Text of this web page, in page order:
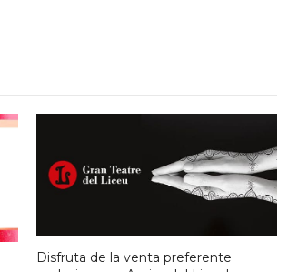
Disfruta de la venta preferente